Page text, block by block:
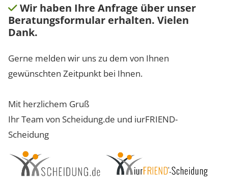
Wir haben Ihre Anfrage über unser
Beratungsformular erhalten. Vielen
Dank.
Gerne melden wir uns zu dem von Ihnen
gewünschten Zeitpunkt bei Ihnen.
Mit herzlichem Gruß
Ihr Team von Scheidung.de und iurFRIEND-
Scheidung